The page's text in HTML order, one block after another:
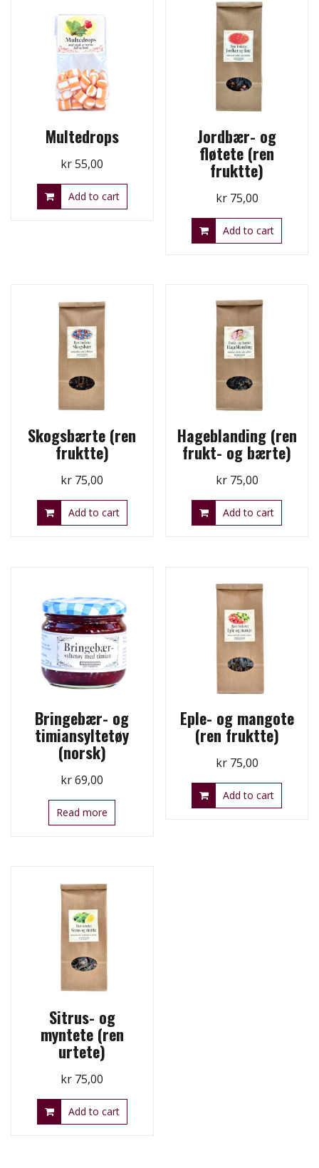
Multedrops
kr55,00
Add to cart
Jordbær- og
fløtete (ren
fruktte)
kr75,00
Add to cart
Skogsbærte (ren
fruktte)
kr 75,00
Add to cart
Hageblanding (ren
frukt- og bærte)
kr75,00
Add to cart
Bringebær- og
timiansyltetøy
(norsk)
kr69,00
Read more
Eple- og mangote
(ren fruktte)
kr75,00
Add to cart
Sitrus- og
myntete (ren
urtete)
kr 75,00
Add to cart